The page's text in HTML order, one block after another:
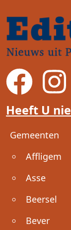
Heeft U
Voet
Gemeenten
Affligem
Asse
Beersel
Bever